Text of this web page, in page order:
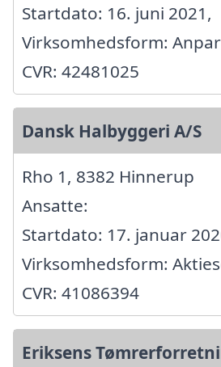
Startdato: 16. juni 2021,
Virksomhedsform:
CVR: 42481025
Dansk Halbyggeri A/S
Rho 1, 8382 Hinnerup
Ansatte:
Startdato: 17. januar
Virksomhedsform:
CVR: 41086394
Eriksens